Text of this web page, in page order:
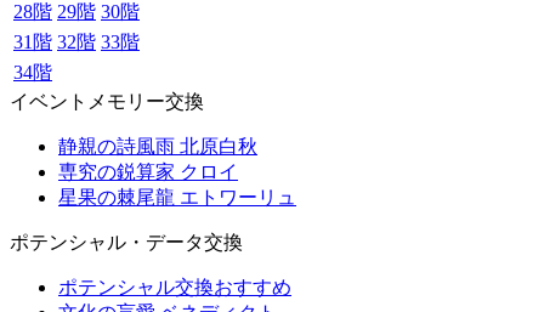
28階 29階 30階
31階 32階 33階
34階
イベントメモリー交換
静親の詩風雨 北原白秋
専究の鋭算家 クロイ
星果の棘尾龍 エトワーリュ
ポテンシャル・データ交換
ポテンシャル交換おすすめ